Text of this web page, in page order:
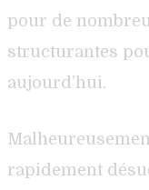
pour de
structurantes
aujourd’hui.
rapidement